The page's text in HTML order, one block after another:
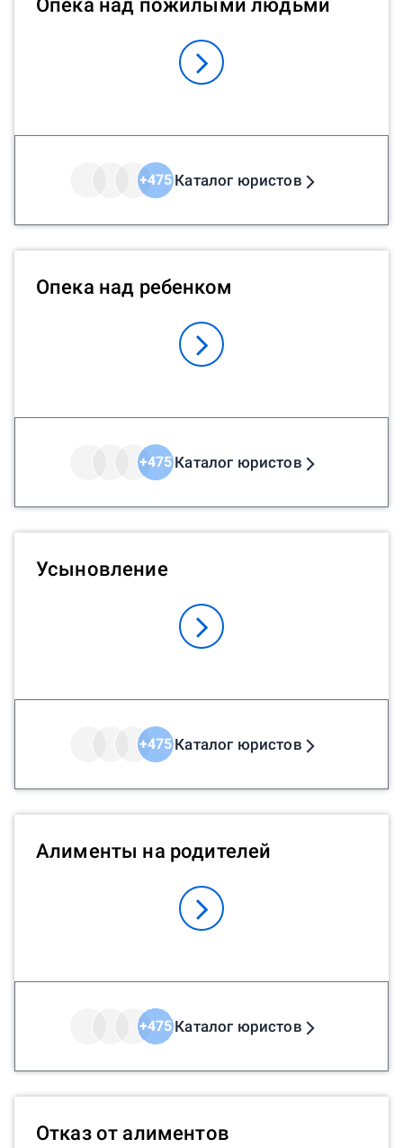
Опека над пожилыми людьми
+475Каталог юристов
Опека над ребенком
+475Каталог юристов
Усыновление
+475Каталог юристов
Алименты на родителей
+475 Каталог юристов
Отказ от алиментов